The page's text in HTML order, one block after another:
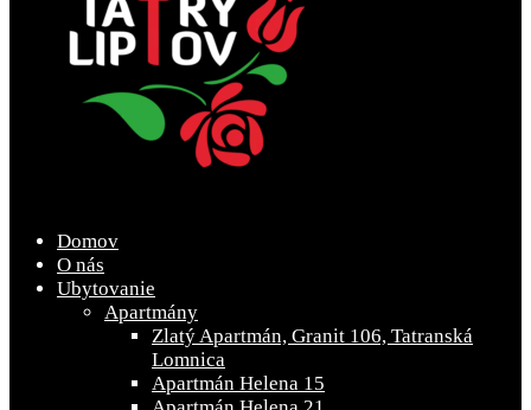
Domov
O nás
Ubytovanie
Apartmány
Zlatý Apartmán, Granit 106, Tatranská
Lomnica
Apartmán Helena 15